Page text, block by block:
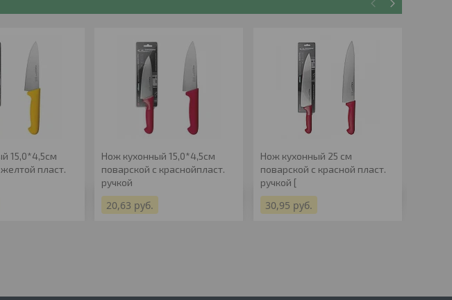
15,0*4,5см
пласт.
Нож кухонный 15,0*4,5см
поварской с краснойпласт.
ручкой
20,63 руб.
Нож кухонный 25 см
поварской с красной пласт.
ручкой [
30,95 руб.